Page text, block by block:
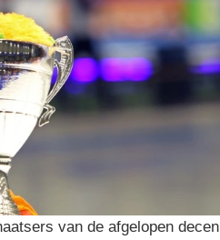
van de afgelopen